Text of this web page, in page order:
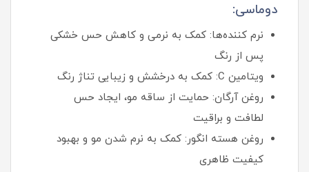
دوماسی:
نرم‌ کننده‌ها: کمک به نرمی و کاهش حس خشکی
پس از رنگ
ویتامین C: کمک به درخشش و زیبایی تناژ رنگ
روغن آرگان: حمایت از ساقه مو، ایجاد حس
لطافت و براقیت
روغن هسته انگور: کمک به نرم شدن مو و بهبود
کیفیت ظاهری